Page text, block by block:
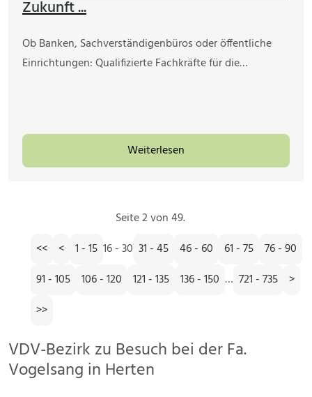
Zukunft ...
Ob Banken, Sachverständigenbüros oder öffentliche
Einrichtungen: Qualifizierte Fachkräfte für die…
Weiterlesen
Seite 2 von 49.
<<
< 1 - 15 16 - 30 31 - 45 46 - 60 61 - 75
76 - 90
91 - 105
106 - 120 121 - 135 136 - 150 … 721 - 735
>
>>
VDV-Bezirk zu Besuch bei der Fa.
Vogelsang in Herten